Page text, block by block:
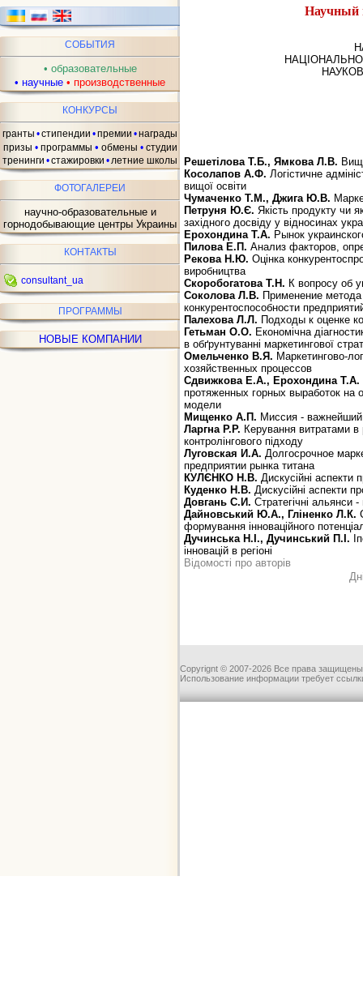
СОБЫТИЯ
• образовательные
• научные • производственные
КОНКУРСЫ
гранты •стипендии •премии •награды
призы • программы • обмены • студии
тренинги •стажировки •летние школы
ФОТОГАЛЕРЕИ
научно-образовательные и
горнодобывающие центры Украины
КОНТАКТЫ
consultant_ua
ПРОГРАММЫ
НОВЫЕ КОМПАНИИ
Научный
Решетілова Т.Б., Ямкова Л.В.
Косолапов А.Ф. Логістичне
вищої освіти
Чумаченко Т.М., Джига Ю.В.
Петруня Ю.Є. Якість продукту чи
західного досвіду у відносинах
Ерохондина Т.А. Рынок
Пилова Е.П. Анализ факторов,
Рекова Н.Ю. Оцінка
виробництва
Скоробогатова Т.Н. К вопросу об
Соколова Л.В. Применение метода
конкурентоспособности
Палехова Л.Л. Подходы к оценке
Гетьман О.О. Економічна
в обґрунтуванні маркетингової
Омельченко В.Я. Маркетингово-
хозяйственных процессов
Сдвижкова Е.А., Ерохондина Т.А.
протяженных горных выработок на
модели
Мищенко А.П. Миссия - важнейший
Ларгна Р.Р. Керування витратами в
контролінгового підходу
Луговская И.А. Долгосрочное
предприятии рынка титана
КУЛЄНКО Н.В. Дискусійні аспекти
Куденко Н.В. Дискусійні аспекти
Довгань С.И. Стратегічні
Дайновський Ю.А., Гліненко Л.К.
формування інноваційного
Дучинська Н.І., Дучинський П.І.
інновацій в регіоні
Відомості про авторів
Copyrignt © 2007-2026 Все права
Использование информации требует